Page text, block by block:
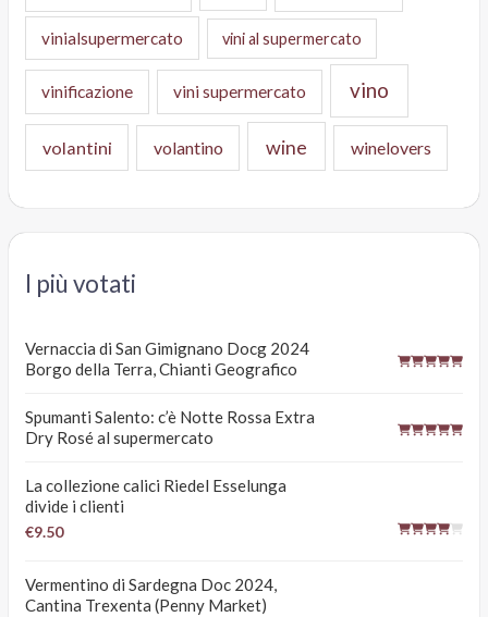
vinialsupermercato vini al supermercato
vinificazione vini supermercato vino
volantini volantino wine winelovers
I più votati
Vernaccia di San Gimignano Docg 2024
Borgo della Terra, Chianti Geografico
Spumanti Salento: c’è Notte Rossa Extra
Dry Rosé al supermercato
La collezione calici Riedel Esselunga
divide i clienti
€9.50
Vermentino di Sardegna Doc 2024,
Cantina Trexenta (Penny Market)